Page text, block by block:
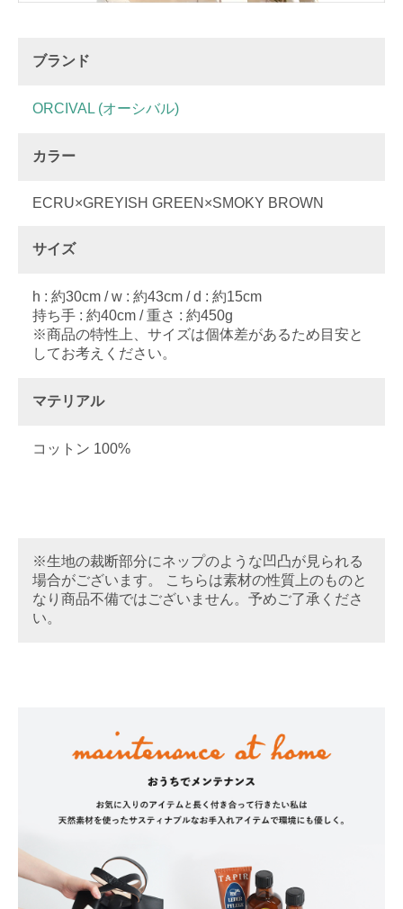
ブランド
ORCIVAL (オーシバル)
カラー
ECRU×GREYISH GREEN×SMOKY BROWN
サイズ
h : 約30cm / w : 約43cm / d : 約15cm
持ち手 : 約40cm / 重さ : 約450g
※商品の特性上、サイズは個体差があるため目安と
してお考えください。
マテリアル
コットン 100%
※生地の裁断部分にネップのような凹凸が見られる
場合がございます。 こちらは素材の性質上のものと
なり商品不備ではございません。予めご了承くださ
い。